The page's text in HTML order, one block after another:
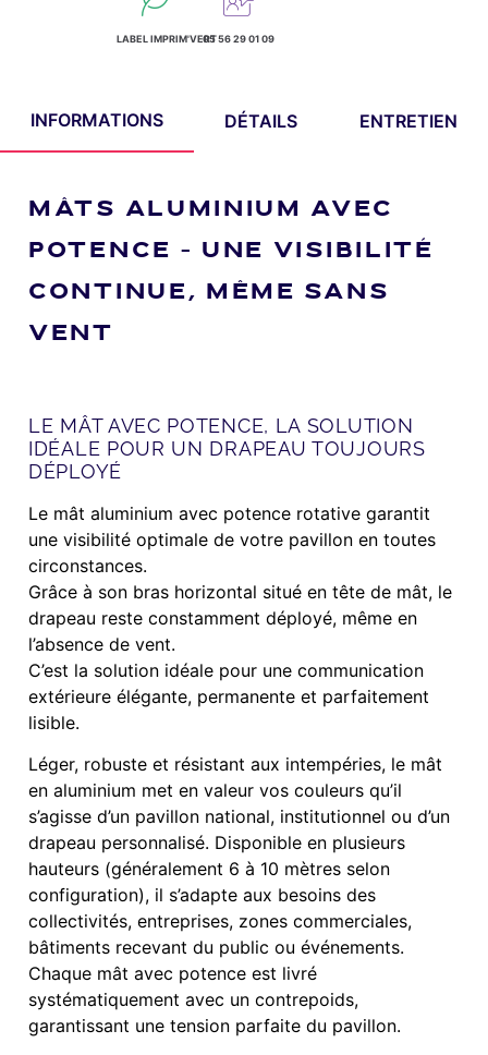
LABEL IMPRIM'VERT05 56 29 01 09
INFORMATIONS DÉTAILS ENTRETIEN
MÂTS ALUMINIUM AVEC
POTENCE – UNE VISIBILITÉ
CONTINUE, MÊME SANS
VENT
LE MÂT AVEC POTENCE, LA SOLUTION
IDÉALE POUR UN DRAPEAU TOUJOURS
DÉPLOYÉ
Le mât aluminium avec potence rotative garantit
une visibilité optimale de votre pavillon en toutes
circonstances.
Grâce à son bras horizontal situé en tête de mât, le
drapeau reste constamment déployé, même en
l’absence de vent.
C’est la solution idéale pour une communication
extérieure élégante, permanente et parfaitement
lisible.
Léger, robuste et résistant aux intempéries, le mât
en aluminium met en valeur vos couleurs qu’il
s’agisse d’un pavillon national, institutionnel ou d’un
drapeau personnalisé. Disponible en plusieurs
hauteurs (généralement 6 à 10 mètres selon
configuration), il s’adapte aux besoins des
collectivités, entreprises, zones commerciales,
bâtiments recevant du public ou événements.
Chaque mât avec potence est livré
systématiquement avec un contrepoids,
garantissant une tension parfaite du pavillon.